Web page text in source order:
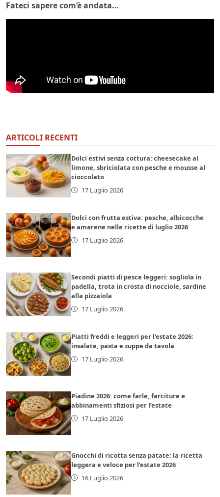
Fateci sapere com’è andata…
ARTICOLI RECENTI
Dolci estivi senza cottura: cheesecake al
limone, sbriciolata con pesche e mousse al
cioccolato
17 Luglio 2026
Dolci con frutta estiva: pesche, albicocche
e amarene nelle ricette di luglio 2026
17 Luglio 2026
Secondi piatti di pesce leggeri: sogliola in
padella, trota in crosta di nocciole, sardine
alla pizzaiola
17 Luglio 2026
Piatti freddi e leggeri per l’estate 2026:
insalate, pasta e zuppe da tavola
17 Luglio 2026
Piadine 2026: come farle, farciture e
abbinamenti sfiziosi per l’estate
17 Luglio 2026
Gnocchi di ricotta senza patate: la ricetta
leggera e veloce per l’estate 2026
16 Luglio 2026